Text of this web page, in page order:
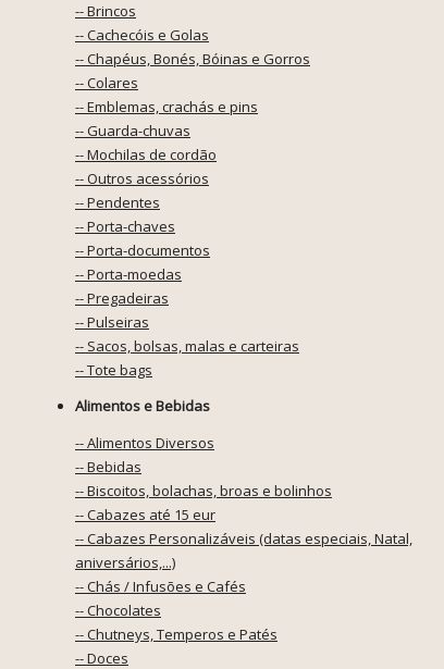
-- Brincos
-- Cachecóis e Golas
-- Chapéus, Bonés, Bóinas e Gorros
-- Colares
-- Emblemas, crachás e pins
-- Guarda-chuvas
-- Mochilas de cordão
-- Outros acessórios
-- Pendentes
-- Porta-chaves
-- Porta-documentos
-- Porta-moedas
-- Pregadeiras
-- Pulseiras
-- Sacos, bolsas, malas e carteiras
-- Tote bags
Alimentos e Bebidas
-- Alimentos Diversos
-- Bebidas
-- Biscoitos, bolachas, broas e bolinhos
-- Cabazes até 15 eur
-- Cabazes Personalizáveis (datas especiais, Natal,
aniversários,...)
-- Chás / Infusões e Cafés
-- Chocolates
-- Chutneys, Temperos e Patés
-- Doces